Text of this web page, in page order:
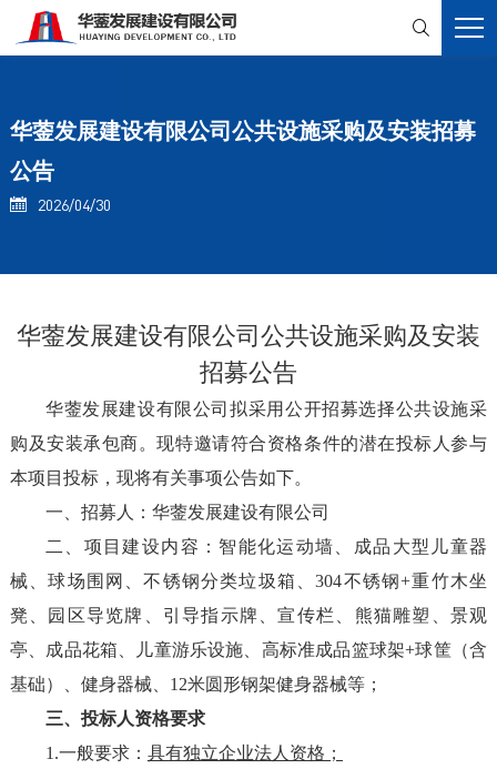

华蓥发展建设有限公司公共设施采购及安装招募
公告
 2026/04/30
华蓥发展建设有限公司公共设施采购及安装
招募公告
华蓥发展建设有限公司拟采用公开招募选择公共设施采
购及安装承包商。现特邀请符合资格条件的潜在投标人参与
本项目投标，现将有关事项公告如下。
一、招募人：华蓥发展建设有限公司
二、项目建设内容：智能化运动墙、成品大型儿童器
械、球场围网、不锈钢分类垃圾箱、304不锈钢+重竹木坐
凳、园区导览牌、引导指示牌、宣传栏、熊猫雕塑、景观
亭、成品花箱、儿童游乐设施、高标准成品篮球架+球筐（含
基础）、健身器械、12米圆形钢架健身器械等；
三、投标人资格要求
1.一般要求： 具有独立企业法人资格；